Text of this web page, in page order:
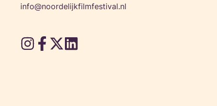
info@noordelijkfilmfestival.nl